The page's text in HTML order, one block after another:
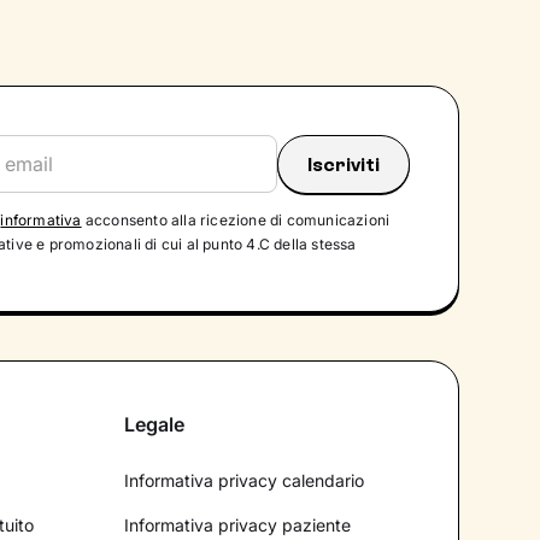
informativa acconsento alla ricezione di comunicazioni
e promozionali di cui al punto 4.C della stessa
Legale
Informativa privacy calendario
Informativa privacy paziente